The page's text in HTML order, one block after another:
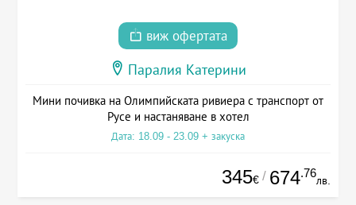
виж офертата
Паралия Катерини
Мини почивка на Олимпийската ривиера с транспорт от
Русе и настаняване в хотел
Дата: 18.09 - 23.09 + закуска
345€ / 674.76
лв.